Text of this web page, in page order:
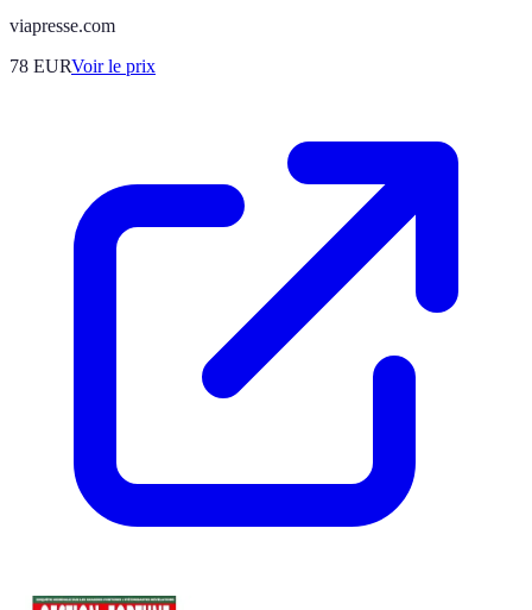
viapresse.com
78 EURVoir le prix